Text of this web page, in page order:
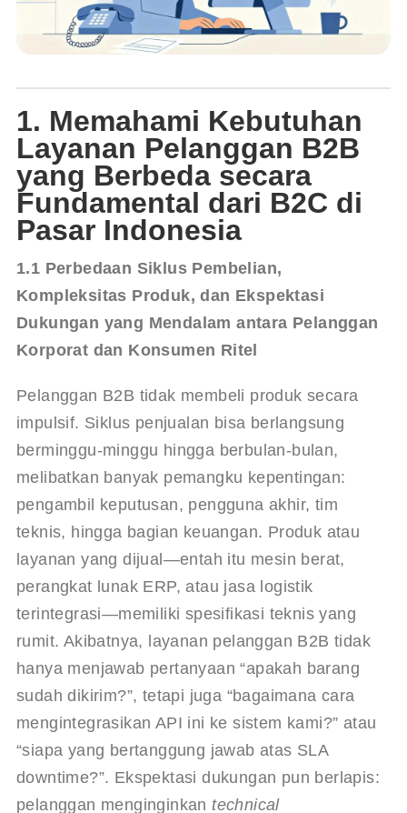
1. Memahami Kebutuhan
Layanan Pelanggan B2B
yang Berbeda secara
Fundamental dari B2C di
Pasar Indonesia
1.1 Perbedaan Siklus Pembelian,
Kompleksitas Produk, dan Ekspektasi
Dukungan yang Mendalam antara Pelanggan
Korporat dan Konsumen Ritel
Pelanggan B2B tidak membeli produk secara
impulsif. Siklus penjualan bisa berlangsung
berminggu-minggu hingga berbulan-bulan,
melibatkan banyak pemangku kepentingan:
pengambil keputusan, pengguna akhir, tim
teknis, hingga bagian keuangan. Produk atau
layanan yang dijual—entah itu mesin berat,
perangkat lunak ERP, atau jasa logistik
terintegrasi—memiliki spesifikasi teknis yang
rumit. Akibatnya, layanan pelanggan B2B tidak
hanya menjawab pertanyaan “apakah barang
sudah dikirim?”, tetapi juga “bagaimana cara
mengintegrasikan API ini ke sistem kami?” atau
“siapa yang bertanggung jawab atas SLA
downtime?”. Ekspektasi dukungan pun berlapis:
pelanggan menginginkan technical